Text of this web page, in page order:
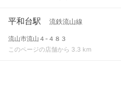
平和台駅 流鉄流山線
流山市流山４-４８３
このページの店舗から 3.3 km